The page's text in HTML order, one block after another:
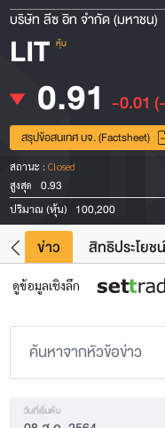
บริษัท ลีซ อิท จำกัด (มหาชน)
LIT หุ้น
0.91 -0.01
สรุปข้อสนเทศ บจ. (Factsheet)
สถานะ : Closed
สูงสุด
0.93
ปริมาณ (หุ้น) 100,200
ข่าว สิทธิประโยชน์
ดูข้อมูลเชิงลึก
วันที่เริ่มต้น